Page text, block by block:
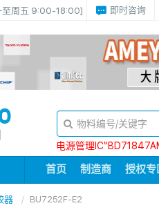
至周五 9:00-18:00] 即时咨询
电源管理
首页 制造商 授权专
器 BU7252F-E2